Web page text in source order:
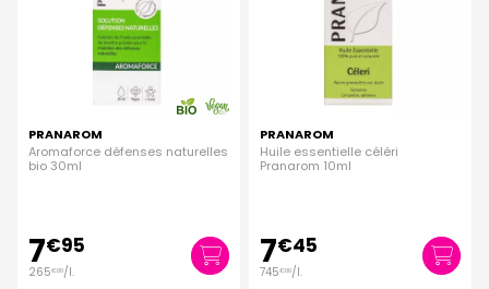
PRANAROM
Aromaforce défenses naturelles
bio 30ml
7€95
265€00/l.
PRANAROM
Huile essentielle céléri
Pranarom 10ml
7€45
745€00/l.